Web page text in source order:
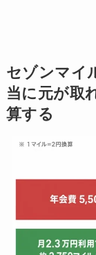
セゾンマイ
当に元が取
算する